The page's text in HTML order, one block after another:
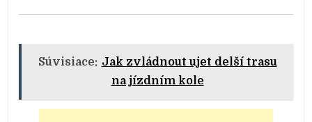
Súvisiace: Jak zvládnout ujet delší trasu
na jízdním kole